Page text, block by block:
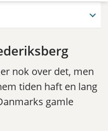
nok over det, men
tiden haft en lang
gamle